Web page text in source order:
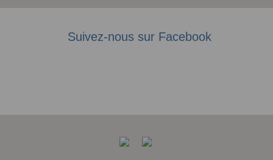
Suivez-nous sur Facebook